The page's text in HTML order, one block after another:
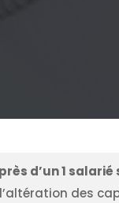
d’un 1 salarié
des